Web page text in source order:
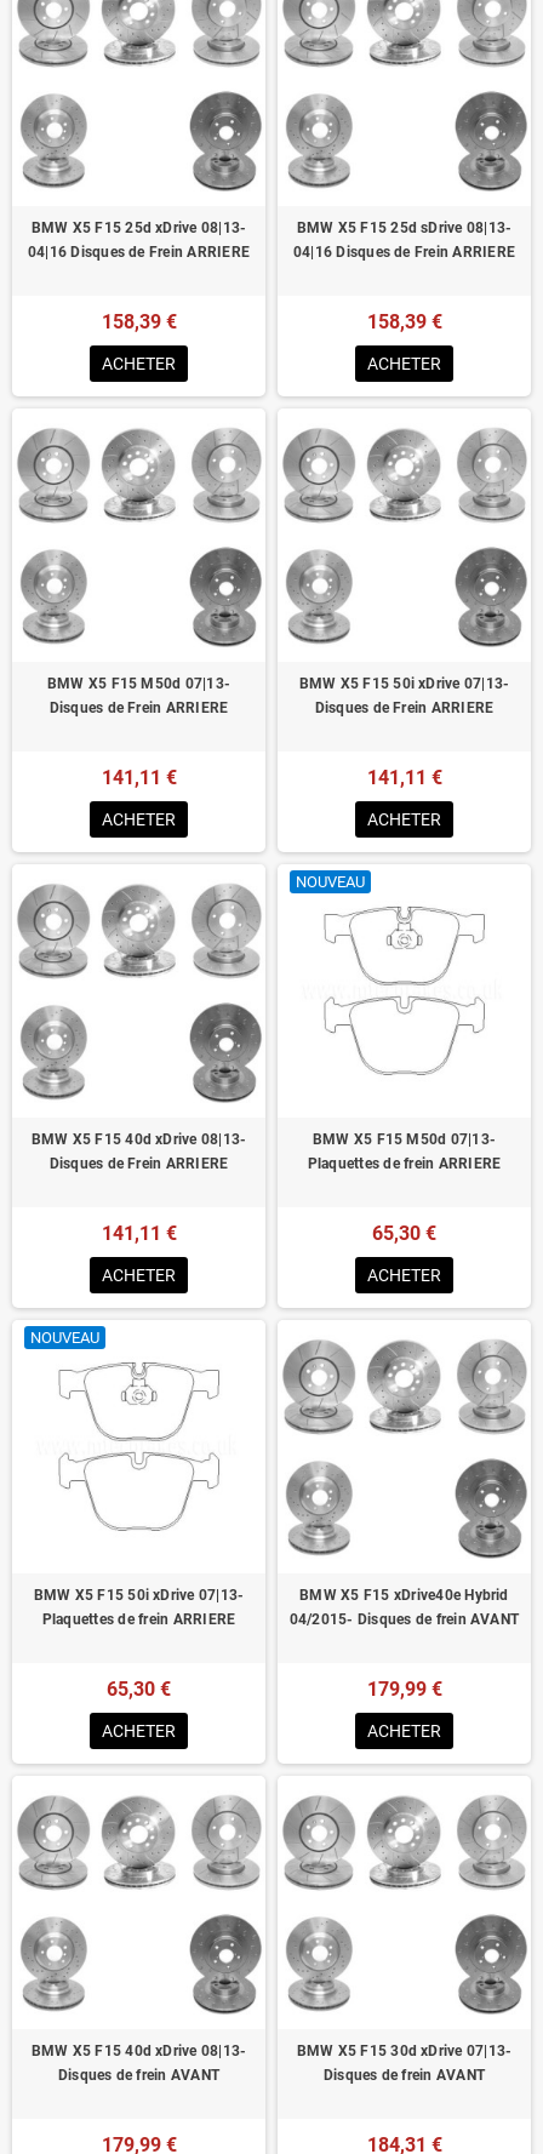
BMW X5 F15 25d xDrive 08|13-
04|16 Disques de Frein ARRIERE
158,39 €
ACHETER
BMW X5 F15 25d sDrive 08|13-
04|16 Disques de Frein ARRIERE
158,39 €
ACHETER
BMW X5 F15 M50d 07|13-
Disques de Frein ARRIERE
141,11 €
ACHETER
BMW X5 F15 50i xDrive 07|13-
Disques de Frein ARRIERE
141,11 €
ACHETER
BMW X5 F15 40d xDrive 08|13-
Disques de Frein ARRIERE
141,11 €
ACHETER
NOUVEAU
BMW X5 F15 M50d 07|13-
Plaquettes de frein ARRIERE
65,30 €
ACHETER
NOUVEAU
BMW X5 F15 50i xDrive 07|13-
Plaquettes de frein ARRIERE
65,30 €
ACHETER
BMW X5 F15 xDrive40e Hybrid
04/2015- Disques de frein AVANT
179,99 €
ACHETER
BMW X5 F15 40d xDrive 08|13-
Disques de frein AVANT
179,99 €
BMW X5 F15 30d xDrive 07|13-
Disques de frein AVANT
184,31 €